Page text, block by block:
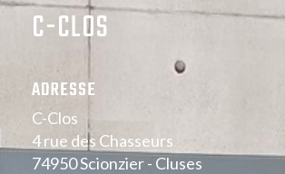
C-CLOS
ADRESSE
C-Clos
4 rue des Chasseurs
74950 Scionzier - Cluses